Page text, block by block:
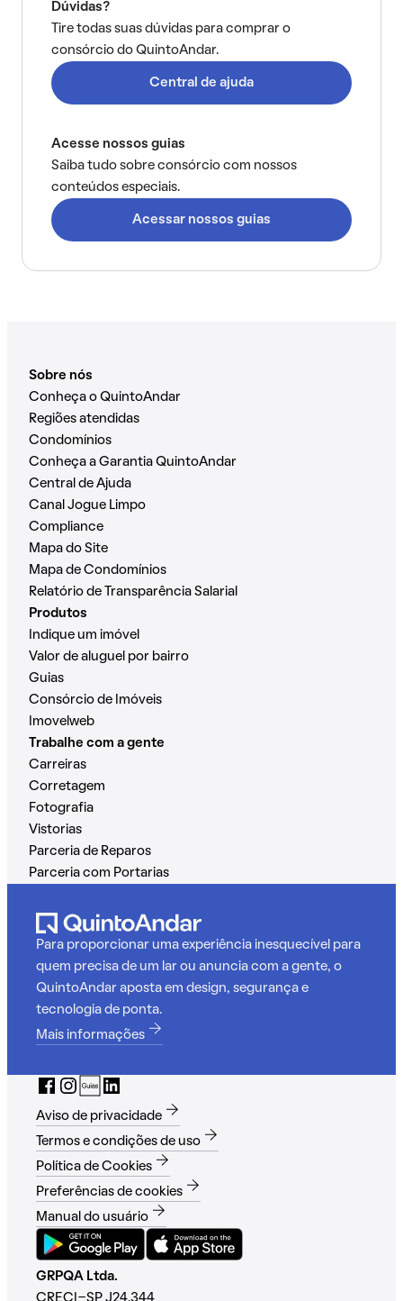
Dúvidas?
Tire todas suas dúvidas para comprar o
consórcio do QuintoAndar.
Central de ajuda
Acesse nossos guias
Saiba tudo sobre consórcio com nossos
conteúdos especiais.
Acessar nossos guias
Sobre nós
Conheça o QuintoAndar
Regiões atendidas
Condomínios
Conheça a Garantia QuintoAndar
Central de Ajuda
Canal Jogue Limpo
Compliance
Mapa do Site
Mapa de Condomínios
Relatório de Transparência Salarial
Produtos
Indique um imóvel
Valor de aluguel por bairro
Guias
Consórcio de Imóveis
Imovelweb
Trabalhe com a gente
Carreiras
Corretagem
Fotografia
Vistorias
Parceria de Reparos
Parceria com Portarias
Para proporcionar uma experiência inesquecível para
quem precisa de um lar ou anuncia com a gente, o
QuintoAndar aposta em design, segurança e
tecnologia de ponta.
Mais informações
Aviso de privacidade
Termos e condições de uso
Política de Cookies
Preferências de cookies
Manual do usuário
GRPQA Ltda.